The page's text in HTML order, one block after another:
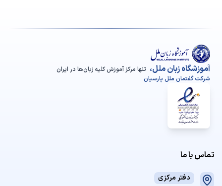
آموزشگاه زبان ملل، تنها مرکز آموزش کلیه زبان‌ها در ایران
شرکت گفتمان ملل پارسیان
تماس با ما
دفتر مرکزی